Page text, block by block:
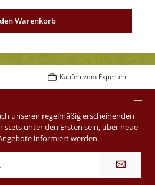
Warenkorb
Kaufen vom Experten
unseren regelmäßig erscheinenden
stets unter den Ersten sein, über neue
informiert werden.